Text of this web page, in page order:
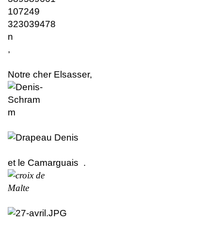
,
Notre cher Elsasser,
et le Camarguais .